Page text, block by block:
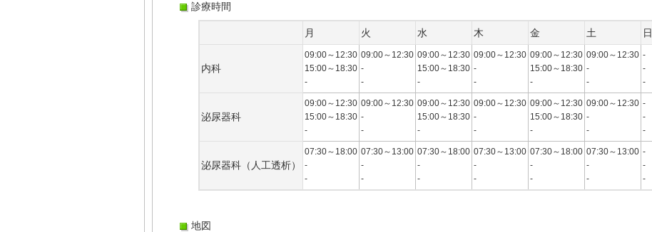
診療時間
月 火 水 木 金 土 日
内科
09:00～12:30
15:00～18:30
-
09:00～12:30
-
-
09:00～12:30
15:00～18:30
-
09:00～12:30
-
-
09:00～12:30
15:00～18:30
-
09:00～12:30
-
-
-
-
-
泌尿器科
09:00～12:30
15:00～18:30
-
09:00～12:30
-
-
09:00～12:30
15:00～18:30
-
09:00～12:30
-
-
09:00～12:30
15:00～18:30
-
09:00～12:30
-
-
-
-
-
泌尿器科（人工透析）
07:30～18:00
-
-
07:30～13:00
-
-
07:30～18:00
-
-
07:30～13:00
-
-
07:30～18:00
-
-
07:30～13:00
-
-
-
-
-
地図